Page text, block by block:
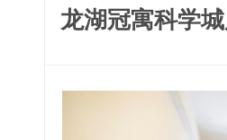
龙湖冠寓科学